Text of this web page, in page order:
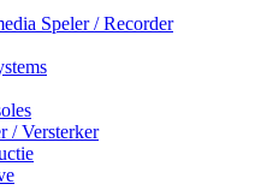
Speler / Recorder
/ Versterker